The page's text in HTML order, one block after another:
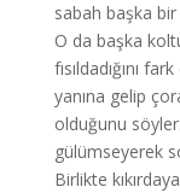
sabah başka
O da başka
fısıldadığını
yanına gelip
olduğunu
gülümseyerek
Birlikte